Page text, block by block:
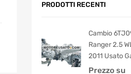
PRODOTTI RECENTI
Cambio
Ranger 2.5
2011 Usato
Prezzo su